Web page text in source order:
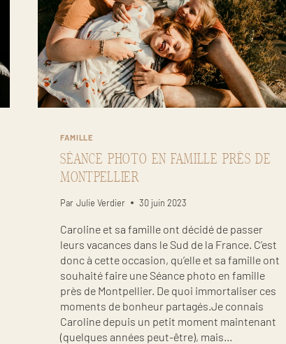
FAMILLE
SÉANCE PHOTO EN FAMILLE PRÈS DE
MONTPELLIER
Par Julie Verdier 30 juin 2023
Caroline et sa famille ont décidé de passer
leurs vacances dans le Sud de la France. C’est
donc à cette occasion, qu’elle et sa famille ont
souhaité faire une Séance photo en famille
près de Montpellier. De quoi immortaliser ces
moments de bonheur partagés.Je connais
Caroline depuis un petit moment maintenant
(quelques années peut-être), mais…